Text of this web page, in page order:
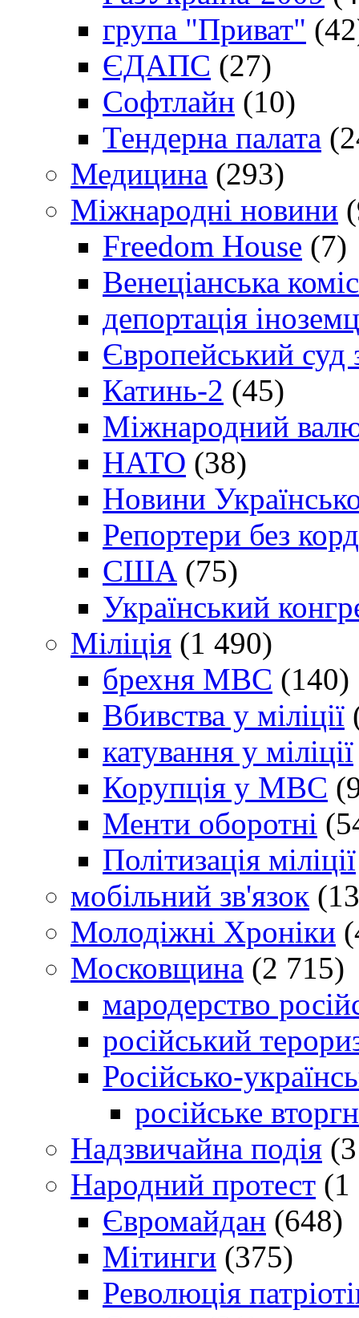
група "Приват"
ЄДАПС (27)
Софтлайн (10)
Тендерна палата
Медицина (293)
Міжнародні новини
Freedom House (7)
Венеціанська
депортація
Європейський
Катинь-2 (45)
Міжнародний
НАТО (38)
Новини
Репортери без
США (75)
Український
Міліція (1 490)
брехня МВС (140)
Вбивства у міліції
катування у міліції
Корупція у МВС
Менти оборотні
Політизація міліції
мобільний зв'язок
Молодіжні Хроніки
Московщина (2 715)
мародерство
російський
Російсько-
російське
Надзвичайна подія
Народний протест (1
Євромайдан (648)
Мітинги (375)
Революція